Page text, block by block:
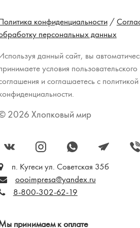
конфиденциальности/
персональных данных
данный сайт, вы
условия пользовательского
и соглашаетесь с политикой
2026 Хлопковый мир
п. Кугеси ул. Советская 35б
oooimpresa@yandex.ru
8-800-302-62-19
принимаем к оплате